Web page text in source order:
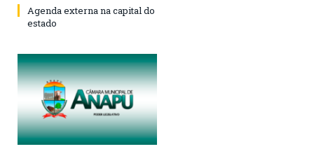
Agenda externa na capital do
estado